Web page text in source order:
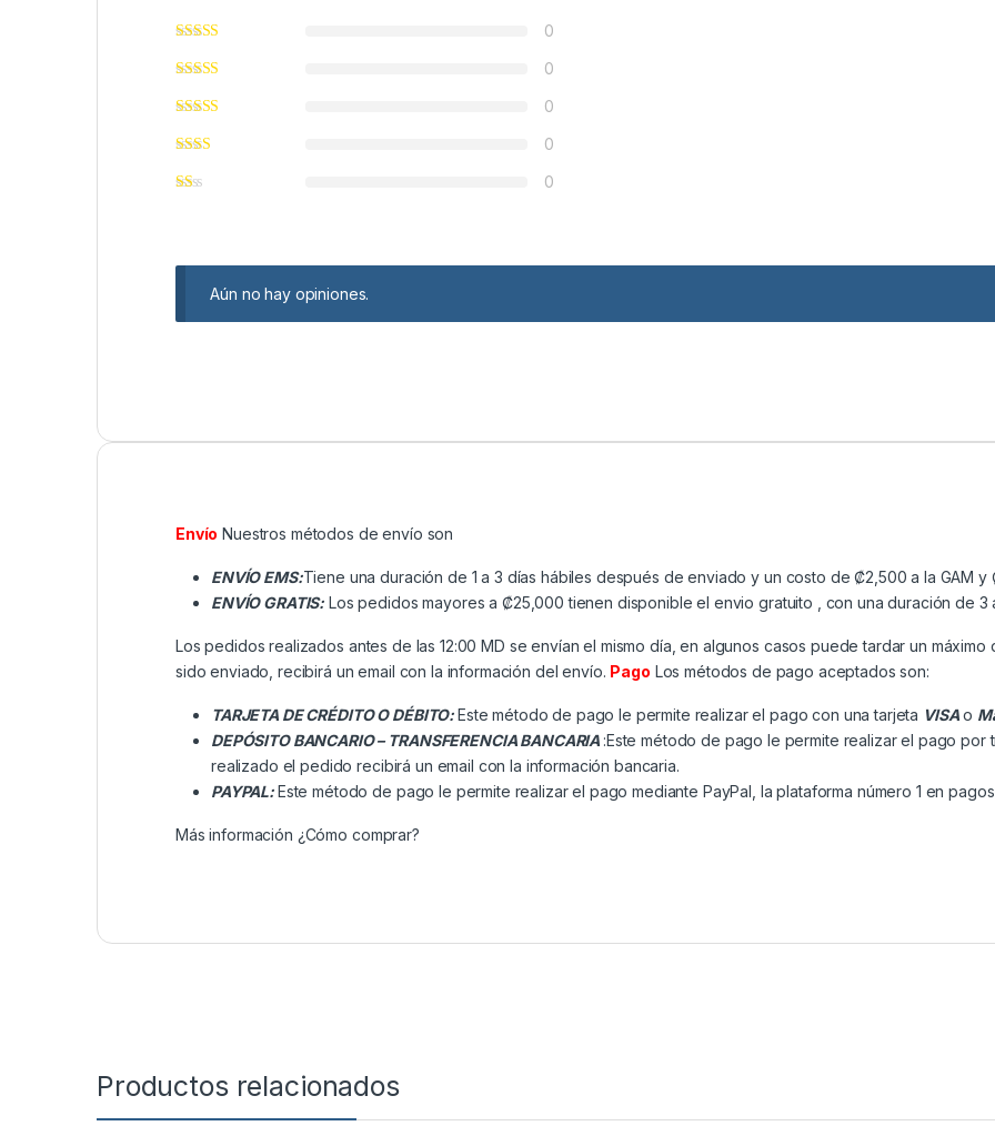
0
0
0
0
0
Aún no hay opiniones.
Envío Nuestros métodos de envío son
ENVÍO EMS:Tiene una duración de 1 a 3 días hábiles después de enviado y un costo de ₡2,500 a la GAM
ENVÍO GRATIS: Los pedidos mayores a ₡25,000 tienen disponible el envio gratuito , con una duración de
Los pedidos realizados antes de las 12:00 MD se envían el mismo día, en algunos casos puede tardar un
sido enviado, recibirá un email con la información del envío. Pago Los métodos de pago aceptados son:
TARJETA DE CRÉDITO O DÉBITO:Este método de pago le permite realizar el pago con una tarjeta VISAo
DEPÓSITO BANCARIO – TRANSFERENCIA BANCARIA :Este método de pago le permite realizar el pago
realizado el pedido recibirá un email con la información bancaria.
PAYPAL:Este método de pago le permite realizar el pago mediante PayPal, la plataforma número 1 en
Más información ¿Cómo comprar?
Productos relacionados